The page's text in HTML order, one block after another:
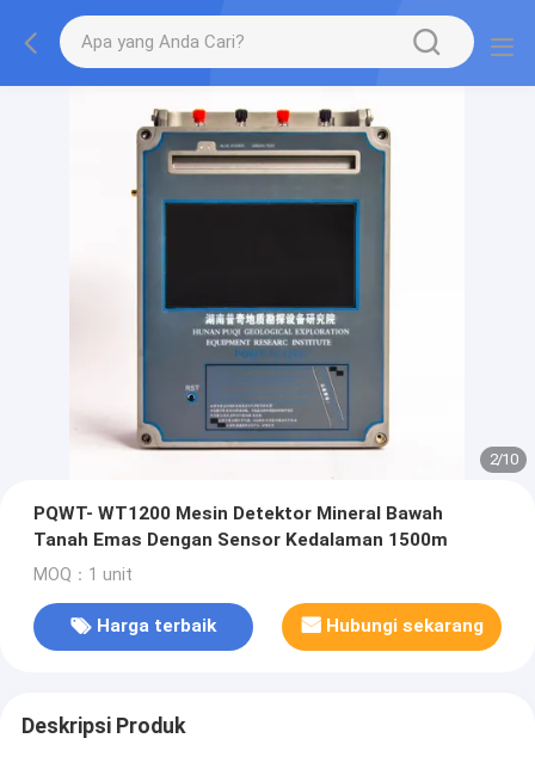
2/10
PQWT- WT1200 Mesin Detektor Mineral Bawah
Tanah Emas Dengan Sensor Kedalaman 1500m
MOQ：1 unit
Harga terbaik Hubungi sekarang
Deskripsi Produk